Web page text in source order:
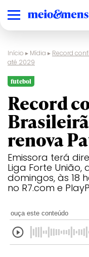
Início ▸ Mídia ▸ Record
até 2029
futebol
Record
renova
Emissora terá
Liga Forte
domingos, às 18
no R7.com e
ouça este conteúdo